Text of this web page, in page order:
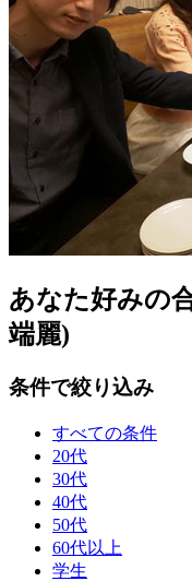
あなた好みの
端麗)
条件で絞り込み
すべての条件
20代
30代
40代
50代
60代以上
学生